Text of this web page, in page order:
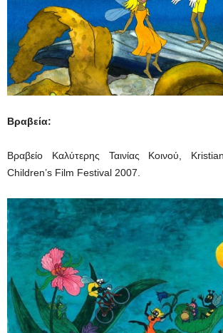
Βραβεία:
Βραβείο Καλύτερης Ταινίας Κοινού,
Children’s Film Festival 2007.